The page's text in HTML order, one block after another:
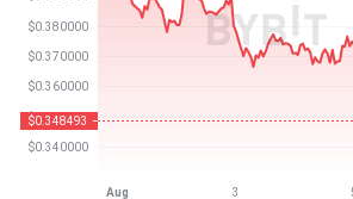
Última actualización: 2026-08-07, 16:04 GMT+0
₱0.082171